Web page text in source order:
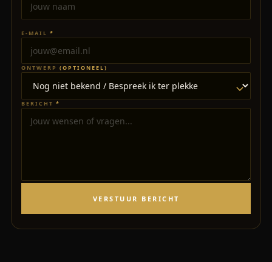
E-MAIL *
ONTWERP (OPTIONEEL)
BERICHT *
VERSTUUR BERICHT